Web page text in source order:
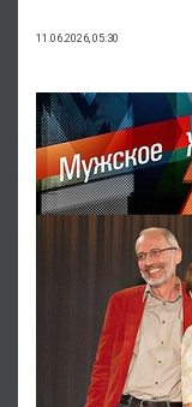
11.06.2026, 05:30